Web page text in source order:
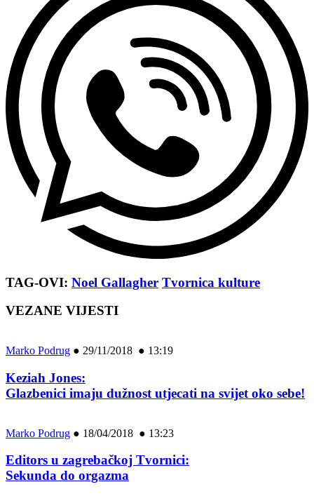
TAG-OVI: Noel Gallagher Tvornica kulture
VEZANE VIJESTI
Marko Podrug ● 29/11/2018 ● 13:19
Keziah Jones:
Glazbenici imaju dužnost utjecati na svijet oko sebe!
Marko Podrug ● 18/04/2018 ● 13:23
Editors u zagrebačkoj Tvornici:
Sekunda do orgazma